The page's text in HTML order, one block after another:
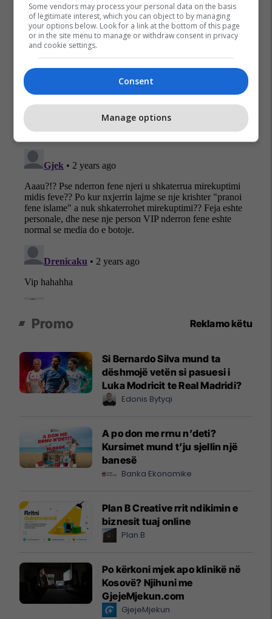
Promo Reklamo këtu
Si Bernardo Silva mund ta
dëshmojë vetën si pasuesi i
Luka Modricit te Real Madridi?
Edonis Bytyqi
A po don me rrnu n’deti?
Kursimet mund t’ju sjellin një
banesë
Banka Ekonomike
Plan B Creative rrit ndikimin e
biznesit tuaj online
Plan B
Po kërkoni mjek apo klinikë në
Kosovë? Njihuni me
GjejeMjekun.com
GjejeMjekun
Some vendors may process your personal data on the basis
of legitimate interest, which you can object to by managing
your options below. Look for a link at the bottom of this page
or in the site menu to manage or withdraw consent in privacy
and cookie settings.
Consent
Manage options